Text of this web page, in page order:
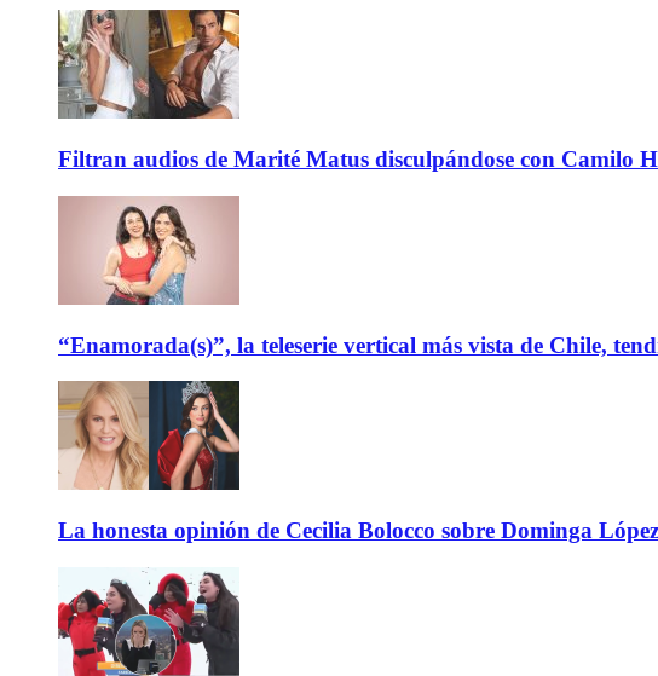
Filtran audios de Marité Matus disculpándose con Camilo
“Enamorada(s)”, la teleserie vertical más vista de Chile,
La honesta opinión de Cecilia Bolocco sobre Dominga